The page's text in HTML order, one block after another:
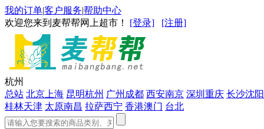
我的订单|客户服务|帮助中心
欢迎您来到麦帮帮网上超市！ [登录] [注册]
杭州
总站 北京 上海 昆明杭州 广州 成都 西安南京 深圳 重庆 长沙沈阳
桂林天津 太原南昌 拉萨西宁 香港澳门 台北